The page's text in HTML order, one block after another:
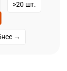
>20 шт.
→